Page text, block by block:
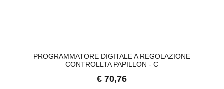
PROGRAMMATORE DIGITALE A REGOLAZIONE
CONTROLLTA PAPILLON - C
€ 70,76